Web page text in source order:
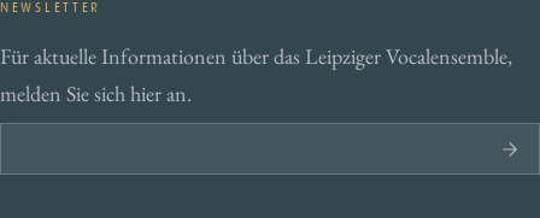
NEWSLETTER
Für aktuelle Informationen über das Leipziger Vocalensemble,
melden Sie sich hier an.